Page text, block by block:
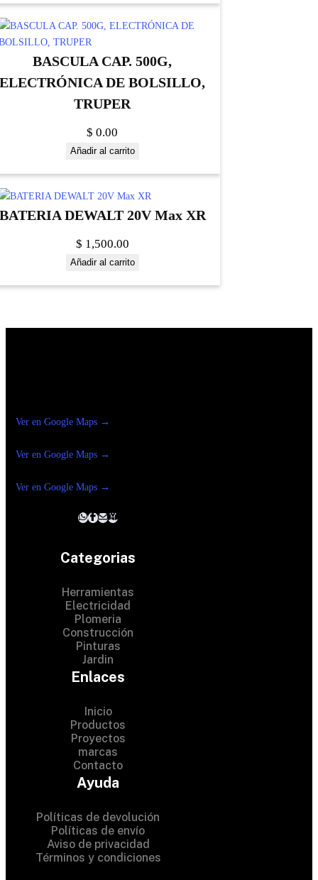
BASCULA CAP. 500G,
ELECTRÓNICA DE BOLSILLO,
TRUPER
$ 0.00
Añadir al carrito
DEWALT 20V Max XR
$ 1,500.00
Añadir al carrito
Ver en Google Maps →
Ver en Google Maps →
Ver en Google Maps →
Categorias
Herramientas
Electricidad
Plomeria
Construcción
Pinturas
Jardin
Enlaces
Inicio
Productos
Proyectos
marcas
Contacto
Ayuda
Políticas de devolución
Políticas de envío
Aviso de privacidad
Términos y condiciones